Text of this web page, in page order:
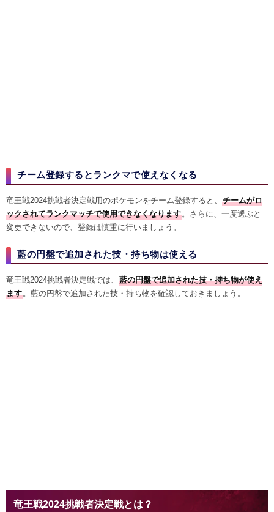
チーム登録するとランクマで使えなくなる
竜王戦2024挑戦者決定戦用のポケモンをチーム登録すると、 チームがロ
ックされてランクマッチで使用できなくなります 。さらに、一度選ぶと
変更できないので、登録は慎重に行いましょう。
藍の円盤で追加された技・持ち物は使える
竜王戦2024挑戦者決定戦では、 藍の円盤で追加された技・持ち物が使え
ます 。藍の円盤で追加された技・持ち物を確認しておきましょう。
竜王戦2024挑戦者決定戦とは？